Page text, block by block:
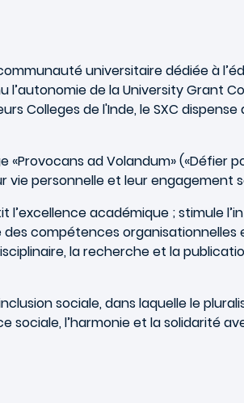
communauté universitaire dédiée à
de la University Grant
Colleges de l'Inde, le SXC
«Provocans ad Volandum» («Défier
vie personnelle et leur engagement
académique ; stimule
compétences
la recherche et la
sociale, dans laquelle le
l’harmonie et la solidarité